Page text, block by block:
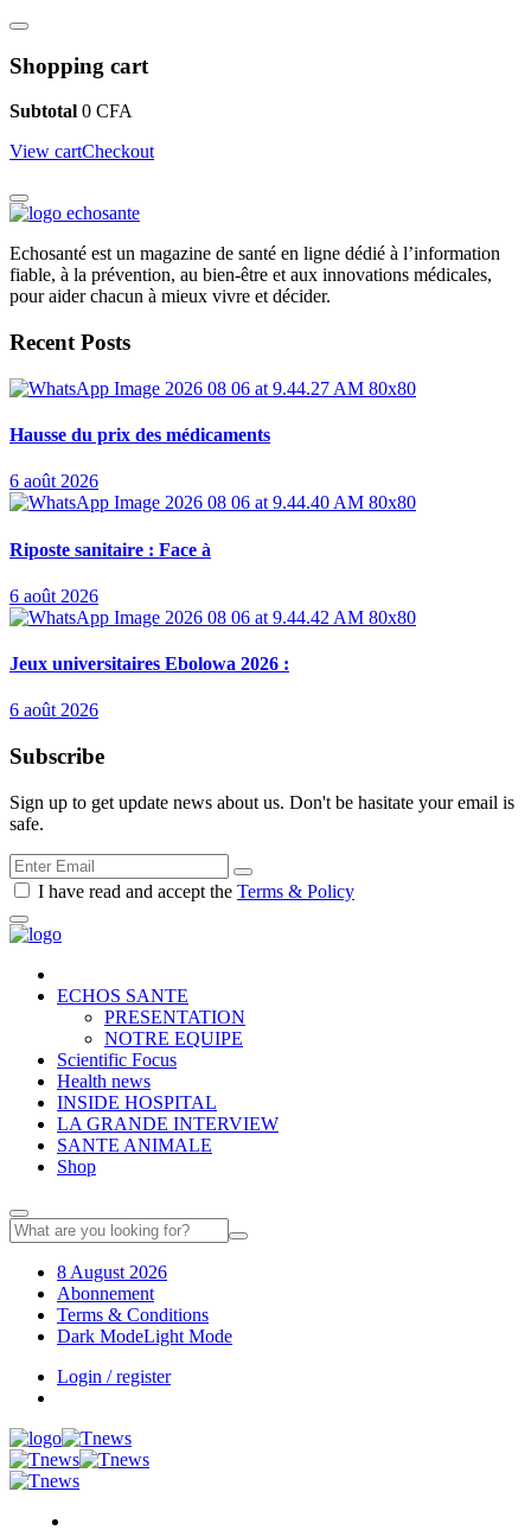
Shopping cart
Subtotal 0 CFA
View cartCheckout
Echosanté est un magazine de santé en ligne dédié à l’information
fiable, à la prévention, au bien-être et aux innovations médicales,
pour aider chacun à mieux vivre et décider.
Recent Posts
Hausse du prix des médicaments
6 août 2026
Riposte sanitaire : Face à
6 août 2026
Jeux universitaires Ebolowa 2026 :
6 août 2026
Subscribe
Sign up to get update news about us. Don't be hasitate your email is
safe.
I have read and accept the Terms & Policy
ECHOS SANTE
PRESENTATION
NOTRE EQUIPE
Scientific Focus
Health news
INSIDE HOSPITAL
LA GRANDE INTERVIEW
SANTE ANIMALE
Shop
8 August 2026
Abonnement
Terms & Conditions
Dark ModeLight Mode
Login / register